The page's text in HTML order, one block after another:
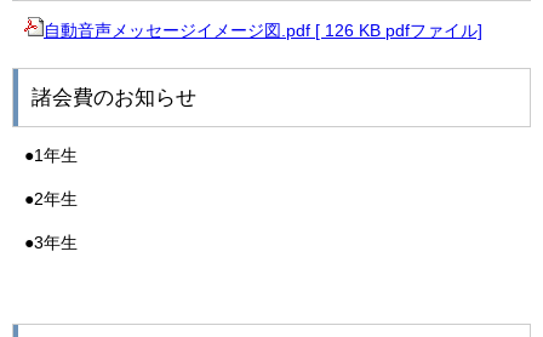
自動音声メッセージイメージ図.pdf [ 126 KB pdfファイル]
諸会費のお知らせ
●1年生
●2年生
●3年生